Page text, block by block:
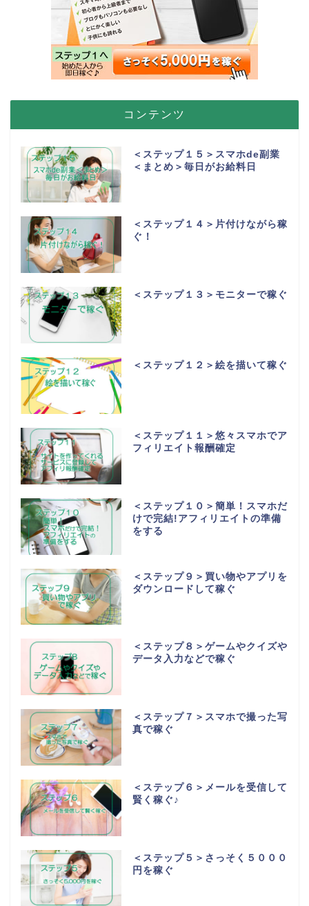
コンテンツ
＜ステップ１５＞スマホde副業
＜まとめ＞毎日がお給料日
＜ステップ１４＞片付けながら稼
ぐ！
＜ステップ１３＞モニターで稼ぐ
＜ステップ１２＞絵を描いて稼ぐ
＜ステップ１１＞悠々スマホでア
フィリエイト報酬確定
＜ステップ１０＞簡単！スマホだ
けで完結!アフィリエイトの準備
をする
＜ステップ９＞買い物やアプリを
ダウンロードして稼ぐ
＜ステップ８＞ゲームやクイズや
データ入力などで稼ぐ
＜ステップ７＞スマホで撮った写
真で稼ぐ
＜ステップ６＞メールを受信して
賢く稼ぐ♪
＜ステップ５＞さっそく５０００
円を稼ぐ